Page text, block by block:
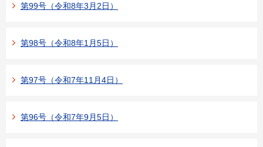
第99号（令和8年3月2日）
第98号（令和8年1月5日）
第97号（令和7年11月4日）
第96号（令和7年9月5日）